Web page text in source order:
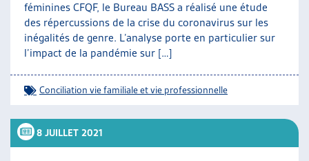
féminines CFQF, le Bureau BASS a réalisé une étude
des répercussions de la crise du coronavirus sur les
inégalités de genre. L’analyse porte en particulier sur
l’impact de la pandémie sur […]
Conciliation vie familiale et vie professionnelle
8 JUILLET 2021